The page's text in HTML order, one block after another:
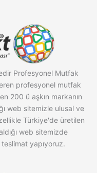
Profesyonel Mutfak
profesyonel mutfak
200 ü aşkın markanın
web sitemizle ulusal ve
Türkiye'de üretilen
web sitemizde
yapıyoruz.